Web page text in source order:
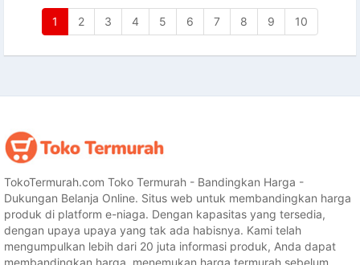
1 2 3 4 5 6 7 8 9 10
TokoTermurah.com Toko Termurah - Bandingkan Harga -
Dukungan Belanja Online. Situs web untuk membandingkan harga
produk di platform e-niaga. Dengan kapasitas yang tersedia,
dengan upaya upaya yang tak ada habisnya. Kami telah
mengumpulkan lebih dari 20 juta informasi produk, Anda dapat